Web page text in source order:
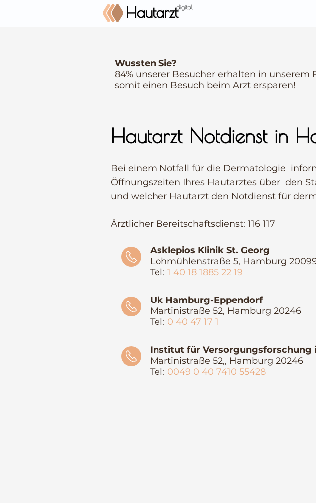
Wussten Sie?
84% unserer Besucher erhalten in
somit einen Besuch beim Arzt ersparen!
Hautarzt Notdienst in
Bei einem Notfall für die Dermatologie
Öffnungszeiten Ihres Hautarztes über den
und welcher Hautarzt den Notdienst für
Ärztlicher Bereitschaftsdienst: 116 117
Asklepios Klinik St. Georg
Lohmühlenstraße 5, Hamburg 20099
Tel: 1 40 18 1885 22 19
Uk Hamburg-Eppendorf
Martinistraße 52, Hamburg 20246
Tel: 0 40 47 17 1
Institut für Versorgungsforschung
Martinistraße 52,, Hamburg 20246
Tel: 0049 0 40 7410 55428